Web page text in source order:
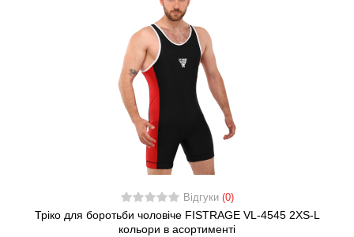
Відгуки (0)
Тріко для боротьби чоловіче FISTRAGE VL-4545 2XS-L
кольори в асортименті